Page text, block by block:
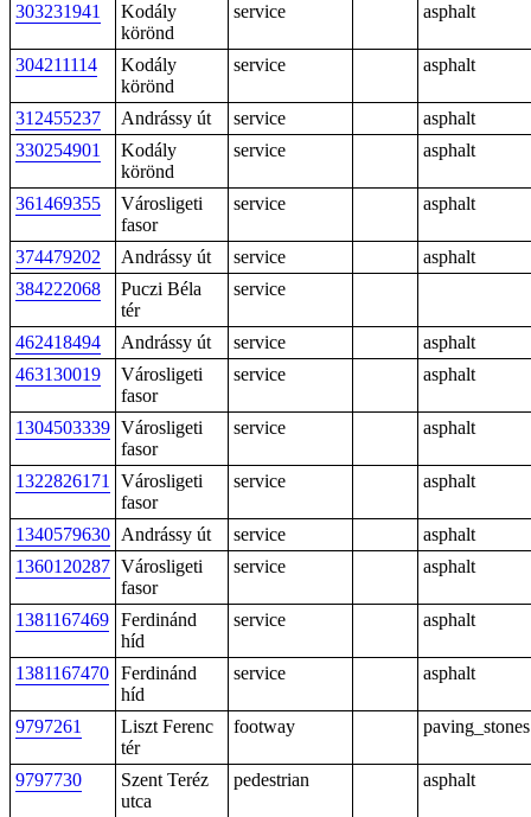
303231941
Kodály
körönd
service asphalt
304211114
Kodály
körönd
service asphalt
312455237 Andrássy út service
asphalt
330254901
Kodály
körönd
service asphalt
361469355
Városligeti
fasor
service asphalt
374479202 Andrássy út service
asphalt
384222068
Puczi Béla
tér
service
462418494 Andrássy út service
asphalt
463130019
Városligeti
fasor
service asphalt
1304503339 Városligeti
fasor
service asphalt
1322826171
Városligeti
fasor
service asphalt
1340579630 Andrássy út service
asphalt
1360120287 Városligeti
fasor
service asphalt
1381167469 Ferdinánd
híd
service asphalt
1381167470 Ferdinánd
híd
service asphalt
9797261
Liszt Ferenc
tér
footway paving_stones
9797730
Szent Teréz
utca
pedestrian asphalt